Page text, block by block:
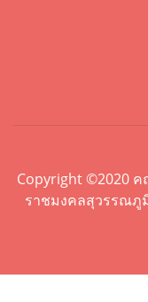
Copyright ©2020
ราชมงคลสุวรรณภู